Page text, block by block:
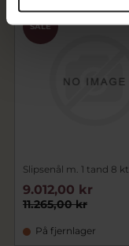
SALE
Slipsenål m. 1 tand 8 kt
11.265,00 kr
9.012,00 kr
På fjernlager